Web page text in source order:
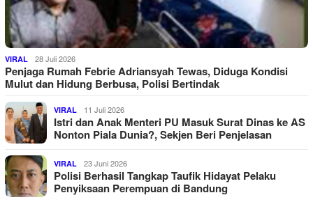
VIRAL 28 Juli 2026
Penjaga Rumah Febrie Adriansyah Tewas, Diduga Kondisi
Mulut dan Hidung Berbusa, Polisi Bertindak
VIRAL 11 Juli 2026
Istri dan Anak Menteri PU Masuk Surat Dinas ke AS
Nonton Piala Dunia?, Sekjen Beri Penjelasan
VIRAL 23 Juni 2026
Polisi Berhasil Tangkap Taufik Hidayat Pelaku
Penyiksaan Perempuan di Bandung